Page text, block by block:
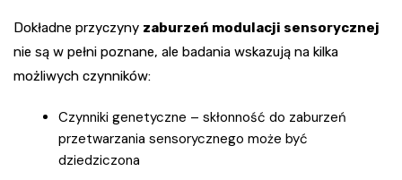
Dokładne przyczyny zaburzeń modulacji sensorycznej
nie są w pełni poznane, ale badania wskazują na kilka
możliwych czynników:
Czynniki genetyczne – skłonność do zaburzeń
przetwarzania sensorycznego może być
dziedziczona